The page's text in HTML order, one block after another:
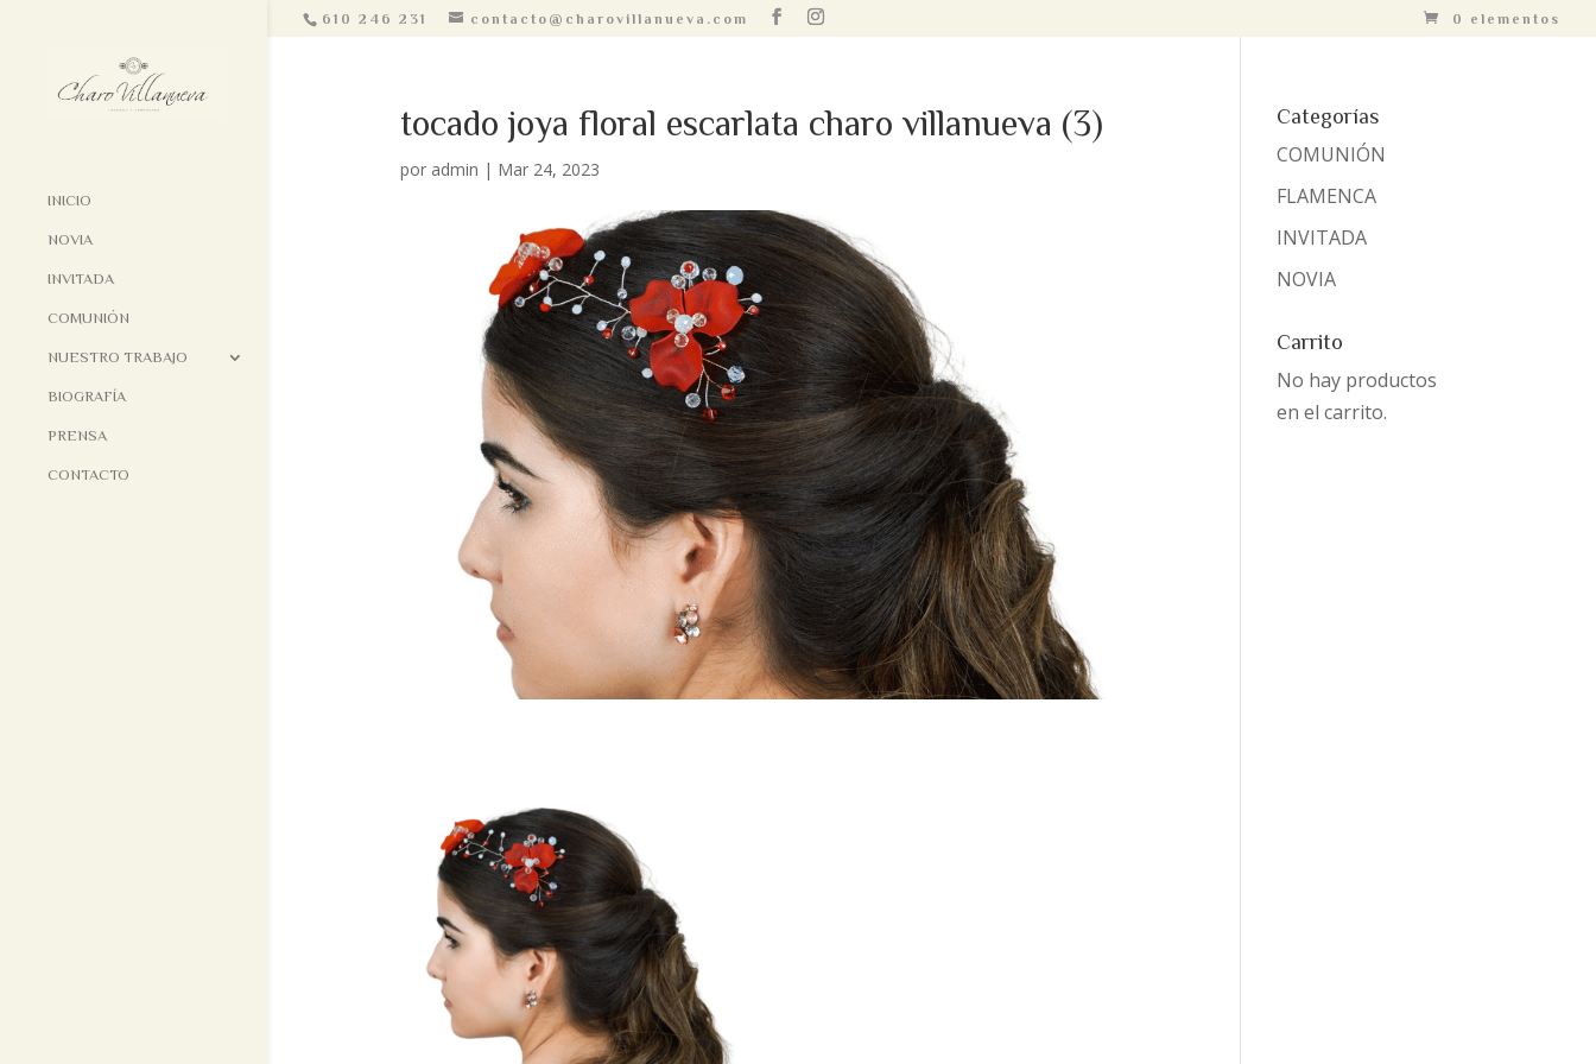
610 246 231 contacto@charovillanueva.com 0 elementos
INICIO
NOVIA
INVITADA
COMUNIÓN
NUESTRO TRABAJO
BIOGRAFÍA
PRENSA
CONTACTO
tocado joya floral escarlata charo villanueva (3)
por admin | Mar 24, 2023
Categorías
COMUNIÓN
FLAMENCA
INVITADA
NOVIA
Carrito
No hay productos
en el carrito.